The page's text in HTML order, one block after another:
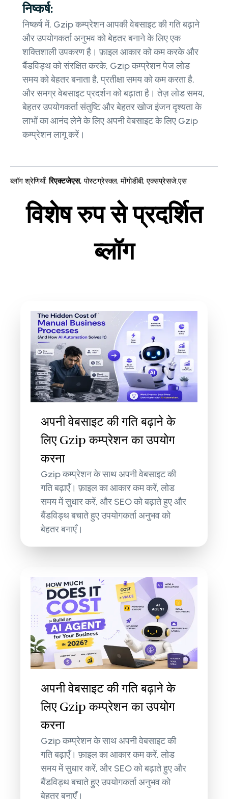
निष्कर्ष:
निष्कर्ष में, Gzip कम्प्रेशन आपकी वेबसाइट की गति बढ़ाने
और उपयोगकर्ता अनुभव को बेहतर बनाने के लिए एक
शक्तिशाली उपकरण है। फ़ाइल आकार को कम करके और
बैंडविड्थ को संरक्षित करके, Gzip कम्प्रेशन पेज लोड
समय को बेहतर बनाता है, प्रतीक्षा समय को कम करता है,
और समग्र वेबसाइट प्रदर्शन को बढ़ाता है। तेज़ लोड समय,
बेहतर उपयोगकर्ता संतुष्टि और बेहतर खोज इंजन दृश्यता के
लाभों का आनंद लेने के लिए अपनी वेबसाइट के लिए Gzip
कम्प्रेशन लागू करें।
ब्लॉग श्रेणियाँ: रिएक्टजेएस, पोस्टग्रेस्क्ल,मोंगोडीबी,एक्सप्रेसजे.एस
विशेष रुप से प्रदर्शित
ब्लॉग
अपनी वेबसाइट की गति बढ़ाने के
लिए Gzip कम्प्रेशन का उपयोग
करना
Gzip कम्प्रेशन के साथ अपनी वेबसाइट की
गति बढ़ाएँ। फ़ाइल का आकार कम करें, लोड
समय में सुधार करें, और SEO को बढ़ाते हुए और
बैंडविड्थ बचाते हुए उपयोगकर्ता अनुभव को
बेहतर बनाएँ।
अपनी वेबसाइट की गति बढ़ाने के
लिए Gzip कम्प्रेशन का उपयोग
करना
Gzip कम्प्रेशन के साथ अपनी वेबसाइट की
गति बढ़ाएँ। फ़ाइल का आकार कम करें, लोड
समय में सुधार करें, और SEO को बढ़ाते हुए और
बैंडविड्थ बचाते हुए उपयोगकर्ता अनुभव को
बेहतर बनाएँ।